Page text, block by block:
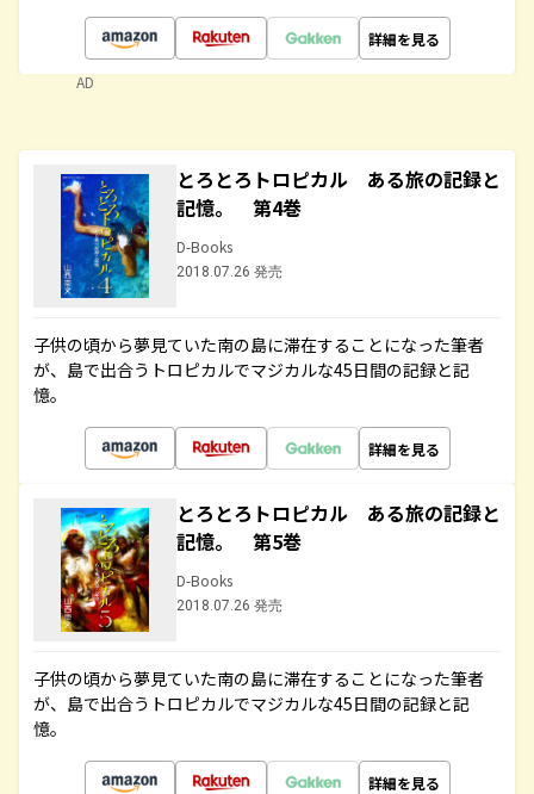
詳細を見る
AD
とろとろトロピカル ある旅の記録と
記憶。 第4巻
D-Books
2018.07.26 発売
子供の頃から夢見ていた南の島に滞在することになった筆者
が、島で出合うトロピカルでマジカルな45日間の記録と記
憶。
詳細を見る
とろとろトロピカル ある旅の記録と
記憶。 第5巻
D-Books
2018.07.26 発売
子供の頃から夢見ていた南の島に滞在することになった筆者
が、島で出合うトロピカルでマジカルな45日間の記録と記
憶。
詳細を見る